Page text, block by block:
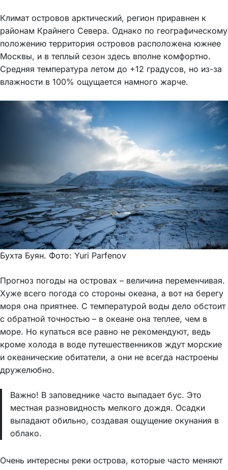
Климат островов арктический, регион приравнен к
районам Крайнего Севера. Однако по географическому
положению территория островов расположена южнее
Москвы, и в теплый сезон здесь вполне комфортно.
Средняя температура летом до +12 градусов, но из-за
влажности в 100% ощущается намного жарче.
Бухта Буян. Фото: Yuri Parfenov
Прогноз погоды на островах – величина переменчивая.
Хуже всего погода со стороны океана, а вот на берегу
моря она приятнее. С температурой воды дело обстоит
с обратной точностью – в океане она теплее, чем в
море. Но купаться все равно не рекомендуют, ведь
кроме холода в воде путешественников ждут морские
и океанические обитатели, а они не всегда настроены
дружелюбно.
Важно! В заповеднике часто выпадает бус. Это
местная разновидность мелкого дождя. Осадки
выпадают обильно, создавая ощущение окунания в
облако.
Очень интересны реки острова, которые часто меняют